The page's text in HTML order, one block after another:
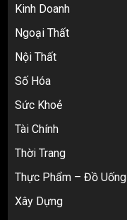
Kinh Doanh
Ngoại Thất
Nội Thất
Số Hóa
Sức Khoẻ
Tài Chính
Thời Trang
Thực Phẩm – Đồ Uống
Xây Dựng
3
5